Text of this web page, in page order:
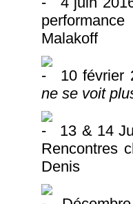
Malakoff
10 février
ne se voit
13 & 14
Rencontres
Denis